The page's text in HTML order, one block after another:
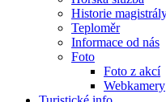
Historie
Teploměr
Informace od nás
Foto
Foto z akcí
Webkamery